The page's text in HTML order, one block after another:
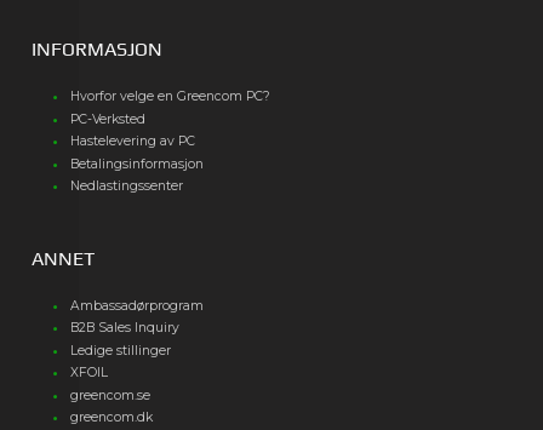
INFORMASJON
Hvorfor velge en Greencom PC?
PC-Verksted
Hastelevering av PC
Betalingsinformasjon
Nedlastingssenter
ANNET
Ambassadørprogram
B2B Sales Inquiry
Ledige stillinger
XFOIL
greencom.se
greencom.dk